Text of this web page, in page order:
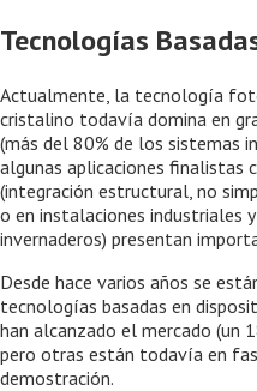
Tecnologías
Actualmente, la tecnología
cristalino todavía domina en
(más del 80% de los sistemas
algunas aplicaciones finalistas
(integración estructural, no
o en instalaciones industriales
invernaderos) presentan
Desde hace varios años se
tecnologías basadas en
han alcanzado el mercado (un
pero otras están todavía en
demostración.